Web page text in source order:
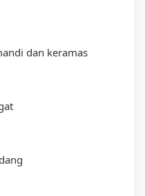
dan keramas